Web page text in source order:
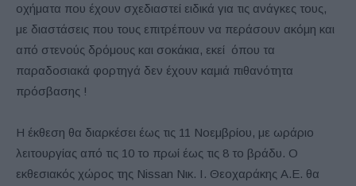
οχήματα που έχουν σχεδιαστεί ειδικά για τις ανάγκες τους,
με διαστάσεις που τους επιτρέπουν να περάσουν ακόμη και
από στενούς δρόμους και σοκάκια, εκεί όπου τα
παραδοσιακά φορτηγά δεν έχουν καμιά πιθανότητα
πρόσβασης !
H έκθεση θα διαρκέσει έως τις 11 Νοεμβρίου, με ωράριο
λειτουργίας από τις 10 το πρωί έως τις 8 το βράδυ. Ο
εκθεσιακός χώρος της Nissan Νικ. Ι. Θεοχαράκης Α.Ε. θα